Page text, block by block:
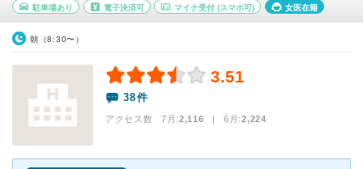
駐車場あり 電子決済可 マイナ受付 (スマホ可) 女医在籍
朝（8:30〜）
3.51
38件
アクセス数 7月:2,116 | 6月:2,224